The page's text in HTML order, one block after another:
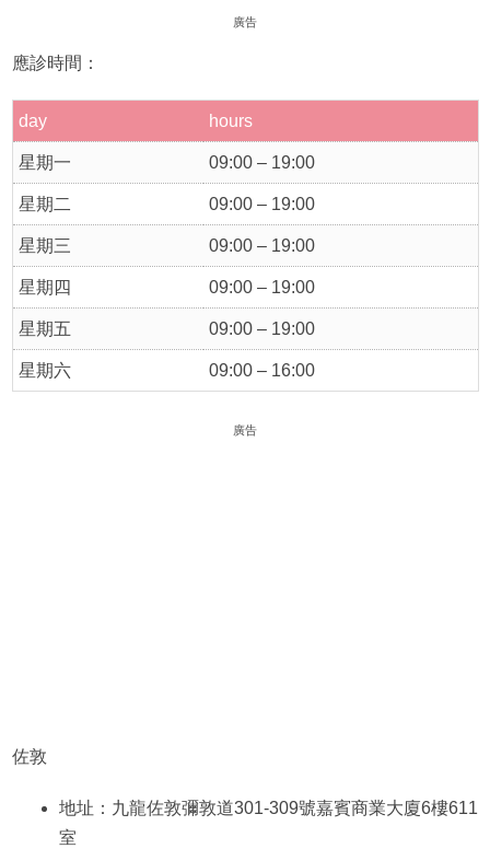
廣告
應診時間：
day hours
星期一 09:00 – 19:00
星期二 09:00 – 19:00
星期三 09:00 – 19:00
星期四 09:00 – 19:00
星期五 09:00 – 19:00
星期六 09:00 – 16:00
廣告
佐敦
地址：九龍佐敦彌敦道301-309號嘉賓商業大廈6樓611
室